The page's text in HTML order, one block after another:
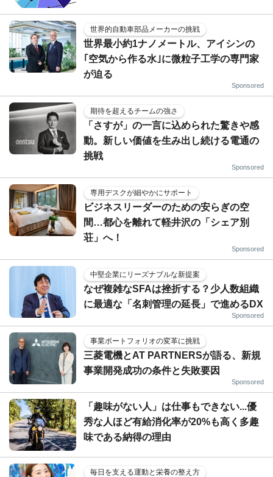
世界的自動車部品メーカーの挑戦
世界最小約1ナノメートル、アイシンの
｢空気から作る水｣に微粒子工学の専門家
が迫る
Sponsored
期待を超えるチームの強さ
「さすが」の一言に込められた驚きや感
動。新しい価値を生み出し続ける電通の
挑戦
Sponsored
専用デスクが細やかにサポート
ビジネスリーダーのための安らぎの空
間…都心を離れて軽井沢の「シェア別
荘」へ！
Sponsored
中堅企業にリーズナブルな新提案
なぜ複雑なSFAは挫折する？少人数組織
に最適な「名刺管理の延長」で進めるDX
Sponsored
事業ポートフォリオの変革に挑戦
三菱電機とAT PARTNERSが語る、新規
事業開発成功の条件と失敗要因
Sponsored
「趣味がない人」は仕事もできない...優
秀な人ほど有給消化率が20%も高く多趣
味である納得の理由
毎日を支える運動と栄養の整え方